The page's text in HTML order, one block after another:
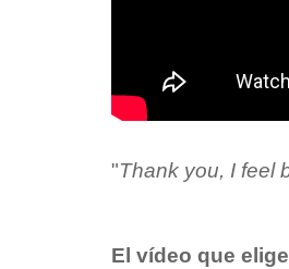
"Thank you, I feel
El vídeo que